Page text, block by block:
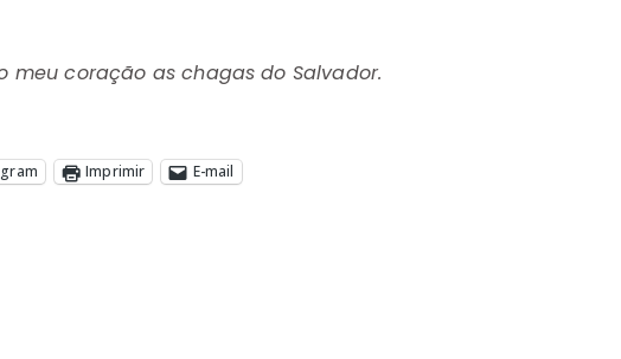
meu coração as chagas do Salvador.
Imprimir E-mail